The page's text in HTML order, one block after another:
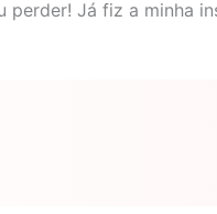
perder! Já fiz a minha